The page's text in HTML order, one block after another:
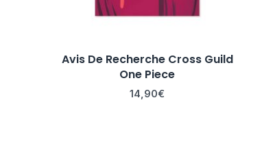
Avis De Recherche Cross Guild
One Piece
14,90€